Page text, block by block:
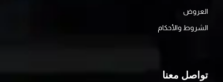
العروض
الشروط والأحكام
تواصل معنا